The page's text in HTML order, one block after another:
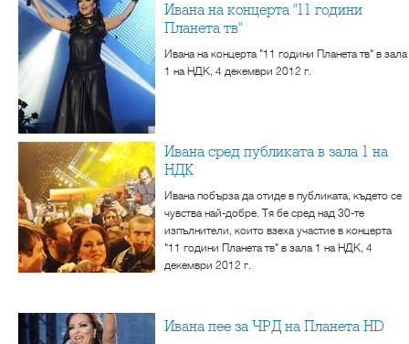
Ивана на концерта "11 години
Планета тв"
Ивана на концерта "11 години Планета тв" в зала
1 на НДК, 4 декември 2012 г.
Ивана сред публиката в зала 1 на
НДК
Ивана побърза да отиде в публиката, където се
чувства най-добре. Тя бе сред над 30-те
изпълнители, които взеха участие в концерта
"11 години Планета тв" в зала 1 на НДК, 4
декември 2012 г.
Ивана пее за ЧРД на Планета HD